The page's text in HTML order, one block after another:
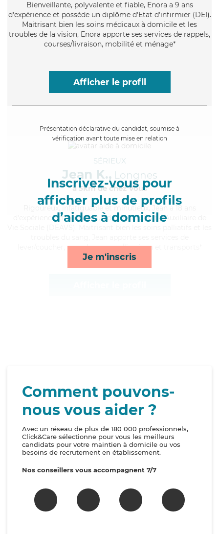
Bienveillante, polyvalente et fiable, Enora a 9 ans
d'expérience et possède un diplôme d'Etat d'infirmier (DEI).
Maitrisant bien les soins médicaux à domicile et les
troubles de la vision, Enora apporte ses services de rappels,
courses/livraison, mobilité et ménage*
Afficher le profil
Présentation déclarative du candidat, soumise à
vérification avant toute mise en relation
Inscrivez-vous pour
afficher plus de profils
d’aides à domicile
Je m'inscris
SÉRIEUX
Jean K., Longnes
à 5km de chez Vous
, infatiguable et minutieux, Jean a 18 ans
d'expérience et possède un diplôme d'État d'Auxiliaire de
lever/coucher, rappels, courses/livraison et transports*
Comment pouvons-
nous vous aider ?
Avec un réseau de plus de 180 000 professionnels,
Click&Care sélectionne pour vous les meilleurs
candidats pour votre maintien à domicile ou vos
besoins de recrutement en établissement.
Nos conseillers vous accompagnent 7/7